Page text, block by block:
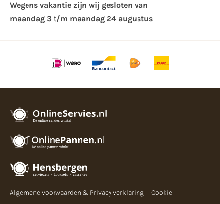
Wegens vakantie zijn wij gesloten van ​
maandag 3 t/m maandag 24 augustus
Algemene voorwaarden & Privacy verklaring Cookie